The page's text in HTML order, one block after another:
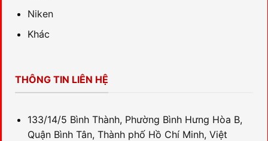
Niken
Khác
THÔNG TIN LIÊN HỆ
133/14/5 Bình Thành, Phường Bình Hưng Hòa B,
Quận Bình Tân, Thành phố Hồ Chí Minh, Việt